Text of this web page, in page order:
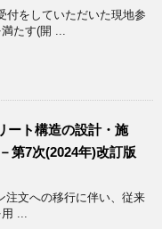
付をしていただいた現地参
たす(開 ...
ート構造の設計・施
第7次(2024年)改訂版
注文への移行に伴い、従来
...